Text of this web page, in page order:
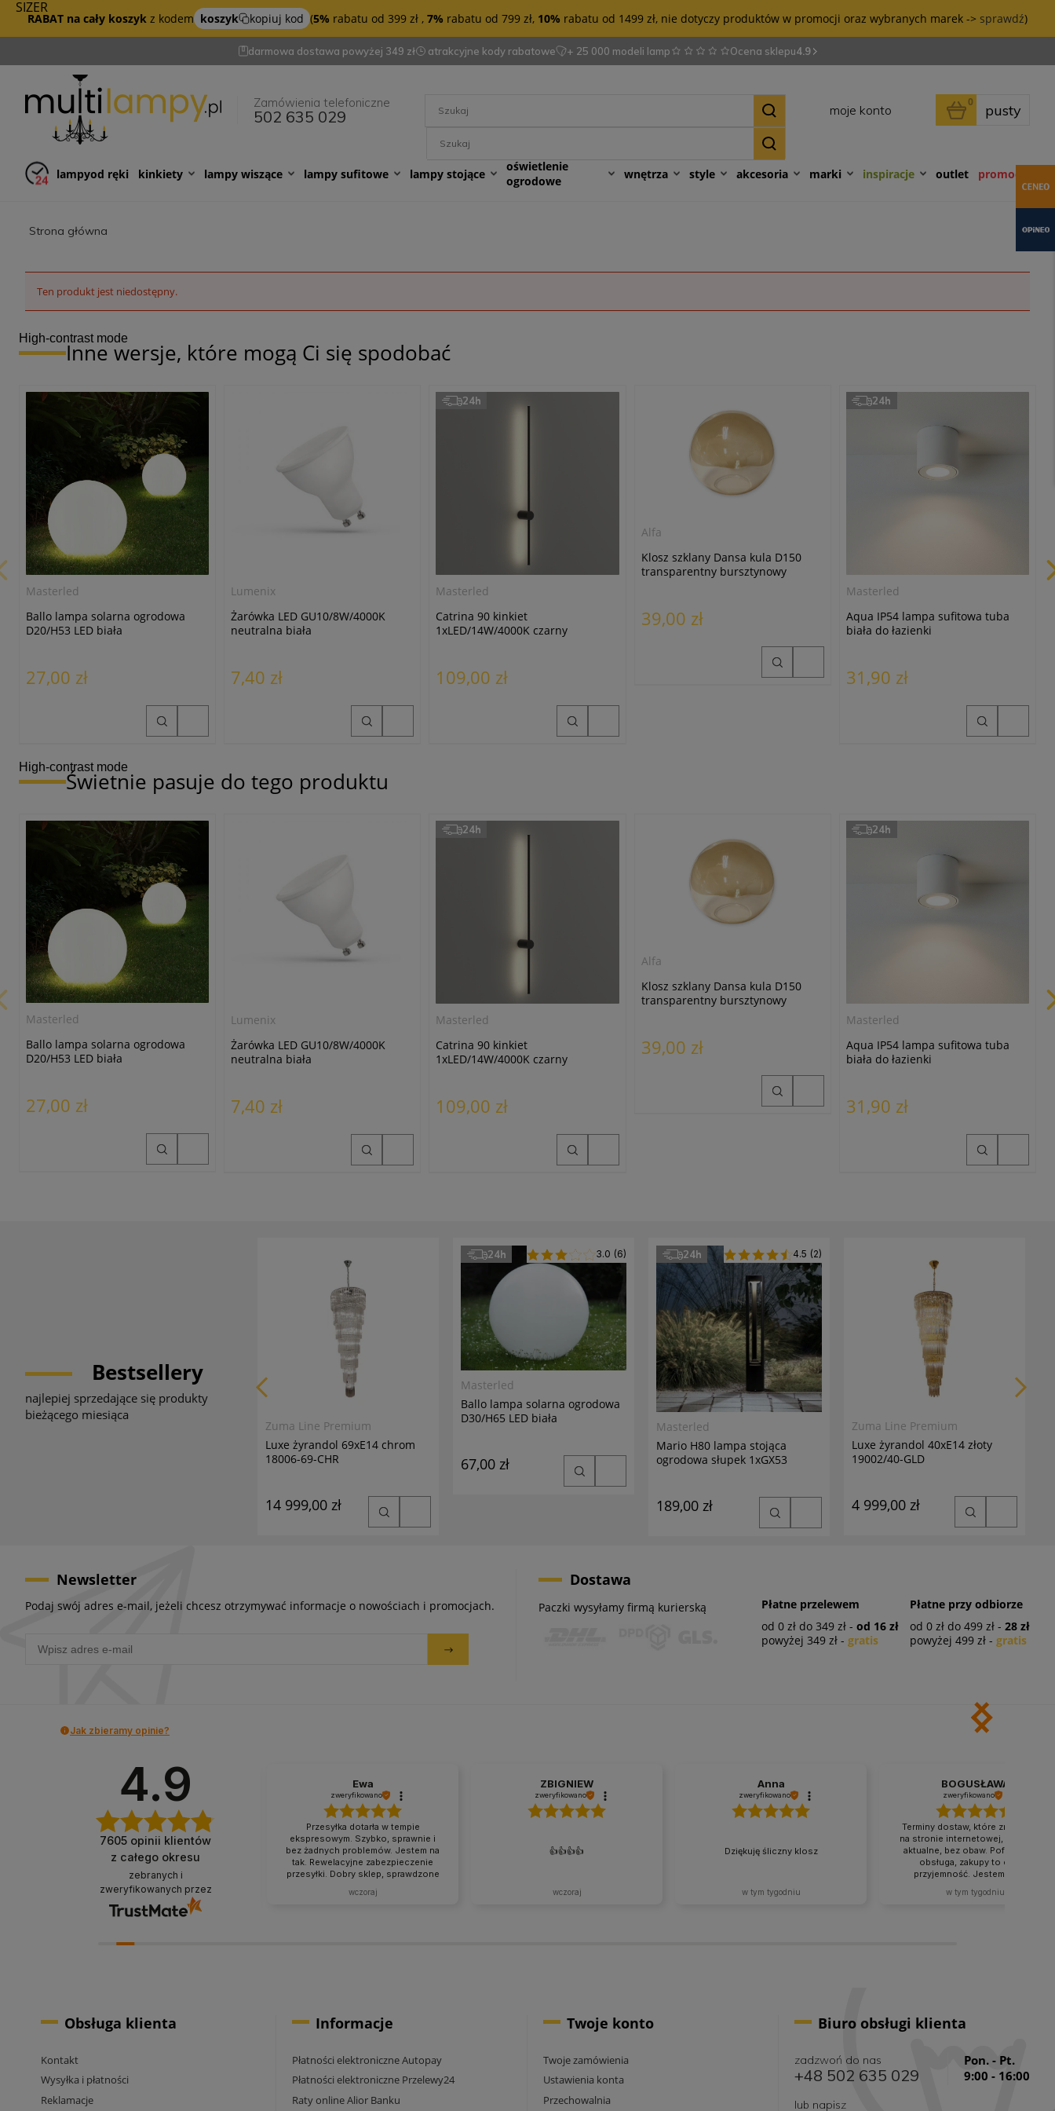
RABAT na cały koszyk z kodem koszyk kopiuj kod (5% rabatu od 399 zł , 7% rabatu od 799 zł, 10% rabatu od 1499 zł, nie dotyczy produktów w promocji oraz wybranych marek -> sprawdź)
darmowa dostawa powyżej 349 zł atrakcyjne kody rabatowe + 25 000 modeli lamp Ocena sklepu4.9
Zamówienia telefoniczne
502 635 029 moje konto pusty
0
lampyod ręki kinkiety lampy wiszące lampy sufitowe lampy stojące
oświetlenie
ogrodowe
wnętrza style akcesoria marki outlet promocje
inspiracje
Strona główna
Ten produkt jest niedostępny.
High-contrast mode
Inne wersje, które mogą Ci się spodobać
Masterled
Ballo lampa solarna ogrodowa
D20/H53 LED biała
27,00 zł
Lumenix
Żarówka LED GU10/8W/4000K
neutralna biała
7,40 zł
Masterled
Catrina 90 kinkiet
1xLED/14W/4000K czarny
109,00 zł
24h
Alfa
Klosz szklany Dansa kula D150
transparentny bursztynowy
39,00 zł
Masterled
Aqua IP54 lampa sufitowa tuba
biała do łazienki
31,90 zł
24h
High-contrast mode
Świetnie pasuje do tego produktu
Masterled
Ballo lampa solarna ogrodowa
D20/H53 LED biała
27,00 zł
Lumenix
Żarówka LED GU10/8W/4000K
neutralna biała
7,40 zł
Masterled
Catrina 90 kinkiet
1xLED/14W/4000K czarny
109,00 zł
24h
Alfa
Klosz szklany Dansa kula D150
transparentny bursztynowy
39,00 zł
Masterled
Aqua IP54 lampa sufitowa tuba
biała do łazienki
31,90 zł
24h
Bestsellery
najlepiej sprzedające się produkty
bieżącego miesiąca
Zuma Line Premium
Luxe żyrandol 69xE14 chrom
18006-69-CHR
14 999,00 zł
24h
Masterled
Ballo lampa solarna ogrodowa
D30/H65 LED biała
3.0 (6)
67,00 zł
24h
Masterled
Mario H80 lampa stojąca
ogrodowa słupek 1xGX53
4.5 (2)
189,00 zł
Zuma Line Premium
Luxe żyrandol 40xE14 złoty
19002/40-GLD
4 999,00 zł
Newsletter
Podaj swój adres e-mail, jeżeli chcesz otrzymywać informacje o nowościach i promocjach.
Dostawa
Paczki wysyłamy firmą kurierską
Płatne przelewem
od 0 zł do 349 zł - od 16 zł
powyżej 349 zł - gratis
Płatne przy odbiorze
od 0 zł do 499 zł - 28 zł
powyżej 499 zł - gratis
Jak zbieramy opinie?
4.9
7605 opinii klientów
z całego okresu
zebranych i
zweryfikowanych przez
Mirosław
zweryfikowano
Wszystko poszło bardzo sprawnie,
polecam.
dzisiaj
Ewa
zweryfikowano
Przesyłka dotarła w tempie
ekspresowym. Szybko, sprawnie i
bez żadnych problemów. Jestem na
tak. Rewelacyjne zabezpieczenie
przesyłki. Dobry sklep, sprawdzone
klienta. W sama raz dla mnie, tak jak
wczoraj
ZBIGNIEW
zweryfikowano
👍️👍️👍️👍️
wczoraj
Anna
zweryfikowano
Dziękuję śliczny klosz
w tym tygodniu
BOGUSŁAWA
zweryfikowano
Terminy dostaw, które znajdują się
na stronie internetowej, są zawsze
aktualne, bez obaw. Pofesjonalna
obsługa, zakupy to czysta
przyjemność. Jestem bardzo
w tym tygodniu
Obsługa klienta
Kontakt
Wysyłka i płatności
Reklamacje
Informacje
Płatności elektroniczne Autopay
Płatności elektroniczne Przelewy24
Raty online Alior Banku
Twoje konto
Twoje zamówienia
Ustawienia konta
Przechowalnia
Biuro obsługi klienta
zadzwoń do nas
+48 502 635 029
Pon. - Pt.
9:00 - 16:00
lub napisz
SIZER